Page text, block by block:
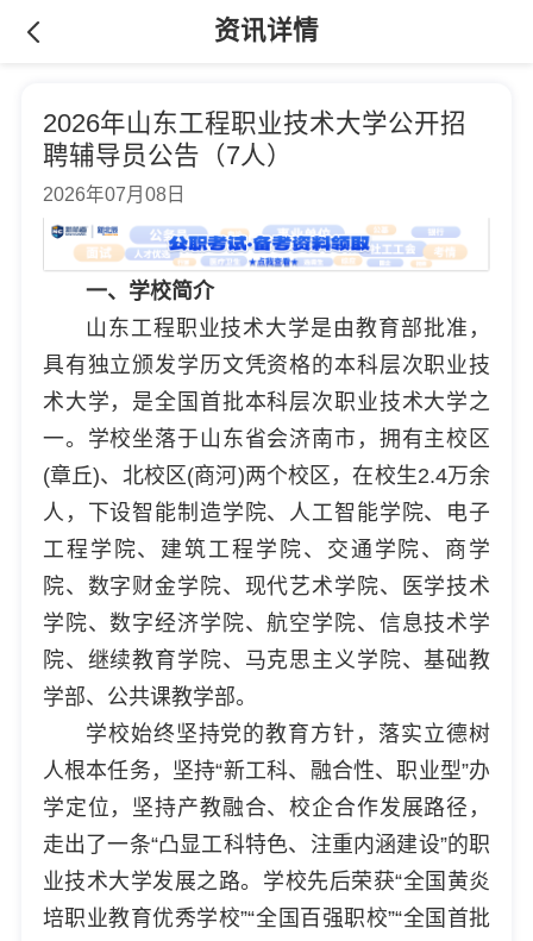
资讯详情
2026年山东工程职业技术大学公开招
聘辅导员公告（7人）
2026年07月08日
一、学校简介
山东工程职业技术大学是由教育部批准，
具有独立颁发学历文凭资格的本科层次职业技
术大学，是全国首批本科层次职业技术大学之
一。学校坐落于山东省会济南市，拥有主校区
(章丘)、北校区(商河)两个校区，在校生2.4万余
人，下设智能制造学院、人工智能学院、电子
工程学院、建筑工程学院、交通学院、商学
院、数字财金学院、现代艺术学院、医学技术
学院、数字经济学院、航空学院、信息技术学
院、继续教育学院、马克思主义学院、基础教
学部、公共课教学部。
学校始终坚持党的教育方针，落实立德树
人根本任务，坚持“新工科、融合性、职业型”办
学定位，坚持产教融合、校企合作发展路径，
走出了一条“凸显工科特色、注重内涵建设”的职
业技术大学发展之路。学校先后荣获“全国黄炎
培职业教育优秀学校”“全国百强职校”“全国首批